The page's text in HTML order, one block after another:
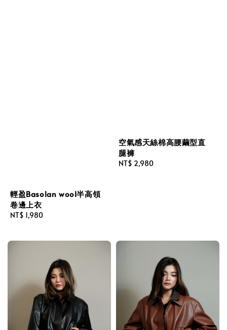
輕盈Basolan wool半高領
卷邊上衣
Regular
NT$ 1,980
空氣感天絲棉高腰繭型直
腿褲
Regular
NT$ 2,980